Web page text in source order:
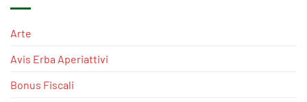
Arte
Avis Erba Aperiattivi
Bonus Fiscali